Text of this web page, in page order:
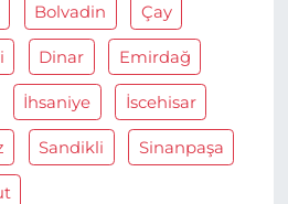
Bolvadin Çay
Dinar Emirdağ
İhsaniye İscehisar
Sandikli Sinanpaşa